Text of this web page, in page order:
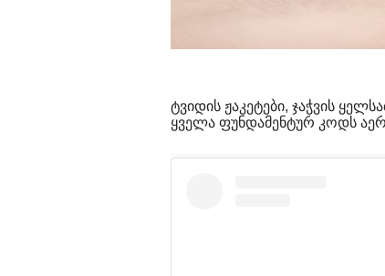
ტვიდის ჟაკეტები, ჯაჭვის
ყველა ფუნდამენტურ კოდს